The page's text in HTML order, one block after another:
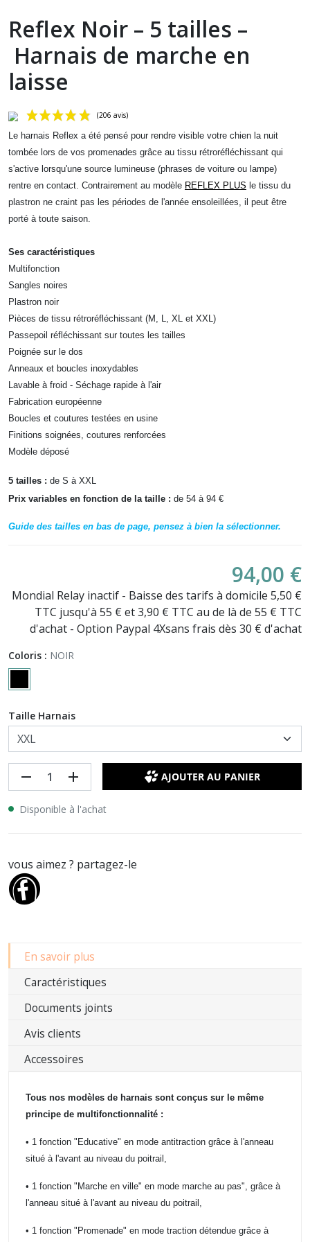
Reflex Noir – 5 tailles –
Harnais de marche en
laisse
Le harnais Reflex a été pensé pour rendre visible votre chien la nuit
tombée lors de vos promenades grâce au tissu rétroréfléchissant qui
s'active lorsqu'une source lumineuse (phrases de voiture ou lampe)
rentre en contact. Contrairement au modèle REFLEX PLUS le tissu du
plastron ne craint pas les périodes de l'année ensoleillées, il peut être
porté à toute saison.
Ses caractéristiques
Multifonction
Sangles noires
Plastron noir
Pièces de tissu rétroréfléchissant (M, L, XL et XXL)
Passepoil réfléchissant sur toutes les tailles
Poignée sur le dos
Anneaux et boucles inoxydables
Lavable à froid - Séchage rapide à l'air
Fabrication européenne
Boucles et coutures testées en usine
Finitions soignées, coutures renforcées
Modèle déposé
5 tailles : de S à XXL
Prix variables en fonction de la taille : de 54 à 94 €
Guide des tailles en bas de page, pensez à bien la sélectionner.
94,00 €
Mondial Relay inactif - Baisse des tarifs à domicile 5,50 €
TTC jusqu'à 55 € et 3,90 € TTC au de là de 55 € TTC
d'achat - Option Paypal 4Xsans frais dès 30 € d'achat
Coloris : NOIR
Taille Harnais
remove add AJOUTER AU PANIER
Disponible à l'achat
vous aimez ? partagez-le
En savoir plus
Caractéristiques
Documents joints
Avis clients
Accessoires
Tous nos modèles de harnais sont conçus sur le même
principe de multifonctionnalité :
• 1 fonction "Educative" en mode antitraction grâce à l'anneau
situé à l'avant au niveau du poitrail,
• 1 fonction "Marche en ville" en mode marche au pas", grâce à
l'anneau situé à l'avant au niveau du poitrail,
• 1 fonction "Promenade" en mode traction détendue grâce à